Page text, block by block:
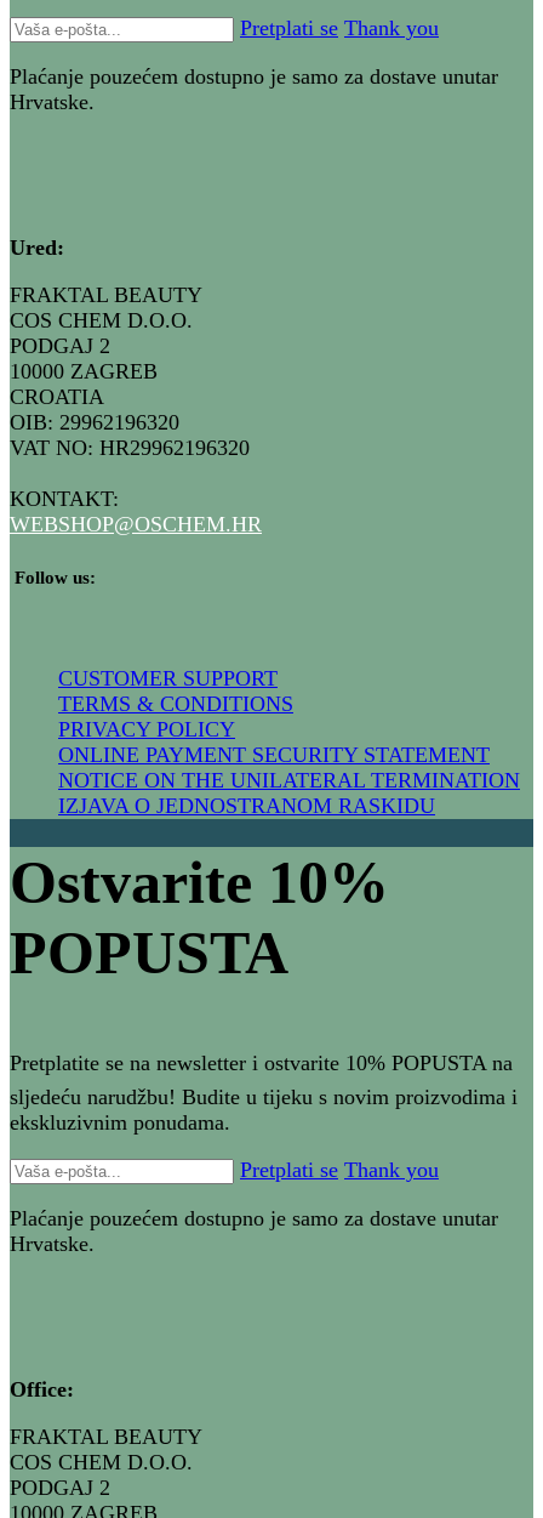
Pretplati se Thank you
Plaćanje pouzećem dostupno je samo za dostave unutar
Hrvatske.
Ured:
FRAKTAL BEAUTY
COS CHEM D.O.O.
PODGAJ 2
10000 ZAGREB
CROATIA
OIB: 29962196320
VAT NO: HR29962196320
KONTAKT:
WEBSHOP@OSCHEM.HR
​ Follow us:
CUSTOMER SUPPORT
TERMS & CONDITIONS
PRIVACY POLICY
ONLINE PAYMENT SECURITY STATEMENT
NOTICE ON THE UNILATERAL TERMIN​ATION
IZJAVA O JEDNOSTRANOM RASKIDU
Ostvarite 10%
POPUSTA​
Pretplatite se na newsletter i ostvarite 10% POPUSTA na
sljedeću narudžbu! Budite u tijeku s novim proizvodima i
ekskluzivnim ponudama.
Pretplati se Thank you
Plaćanje pouzećem dostupno je samo za dostave unutar
Hrvatske.
Office:
FRAKTAL BEAUTY
COS CHEM D.O.O.
PODGAJ 2
10000 ZAGREB